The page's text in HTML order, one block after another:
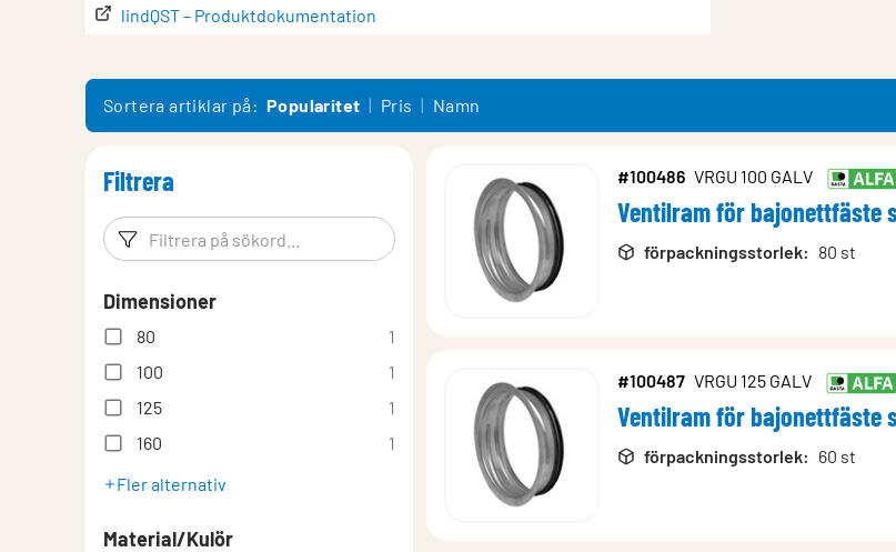
lindQST – Produktdokumentation
Sortera artiklar på: Popularitet Pris Namn
Filtrera
Filtreringsord Filtrera produkter
Dimensioner
80
1
100
1
125
1
160
1
Fler alternativ
Material/Kulör
#100486 VRGU 100 GALV
Ventilram för bajonettfäste
förpackningsstorlek: 80 st
#100487 VRGU 125 GALV
Ventilram för bajonettfäste
förpackningsstorlek: 60 st